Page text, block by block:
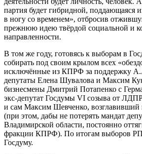
партия будет гибридной, поддающаяся
в ногу со временем», отбросив
прежнюю идею твёрдой социальной и
направленности.
В том же году, готовясь к выборам в
собирать под своим крылом всех
исключённые из КПРФ за поддержку
депутаты Елена Шувалова и Максим
бизнесмены Дмитрий Потапенко с
экс-депутат Госдумы VI созыва от
и сам Максим Шевченко, возглавивший
(при этом, дабы не потерять мандат
Владимирской области, постоянно
фракции КПРФ). По итогам выборов
Госдуму.